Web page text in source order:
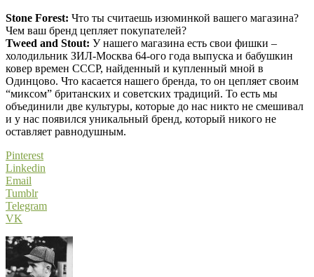
Stone Forest: Что ты считаешь изюминкой вашего магазина?
Чем ваш бренд цепляет покупателей?
Tweed and Stout: У нашего магазина есть свои фишки –
холодильник ЗИЛ-Москва 64-ого года выпуска и бабушкин
ковер времен СССР, найденный и купленный мной в
Одинцово. Что касается нашего бренда, то он цепляет своим
“миксом” британских и советских традиций. То есть мы
объединили две культуры, которые до нас никто не смешивал
и у нас появился уникальный бренд, который никого не
оставляет равнодушным.
Pinterest
Linkedin
Email
Tumblr
Telegram
VK